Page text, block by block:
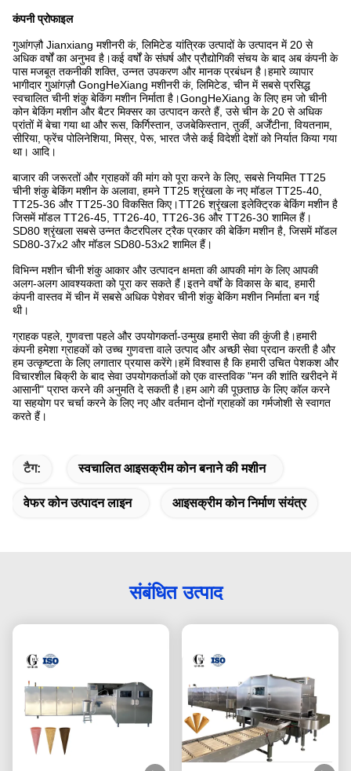
कंपनी प्रोफाइल
गुआंगज़ौ Jianxiang मशीनरी कं, लिमिटेड यांत्रिक उत्पादों के उत्पादन में 20 से
अधिक वर्षों का अनुभव है।कई वर्षों के संघर्ष और प्रौद्योगिकी संचय के बाद अब कंपनी के
पास मजबूत तकनीकी शक्ति, उन्नत उपकरण और मानक प्रबंधन है।हमारे व्यापार
भागीदार गुआंगज़ौ GongHeXiang मशीनरी कं, लिमिटेड, चीन में सबसे प्रसिद्ध
स्वचालित चीनी शंकु बेकिंग मशीन निर्माता है।GongHeXiang के लिए हम जो चीनी
कोन बेकिंग मशीन और बैटर मिक्सर का उत्पादन करते हैं, उसे चीन के 20 से अधिक
प्रांतों में बेचा गया था और रूस, किर्गिस्तान, उजबेकिस्तान, तुर्की, अर्जेंटीना, वियतनाम,
सीरिया, फ्रेंच पोलिनेशिया, मिस्र, पेरू, भारत जैसे कई विदेशी देशों को निर्यात किया गया
था। आदि।
बाजार की जरूरतों और ग्राहकों की मांग को पूरा करने के लिए, सबसे नियमित TT25
चीनी शंकु बेकिंग मशीन के अलावा, हमने TT25 श्रृंखला के नए मॉडल TT25-40,
TT25-36 और TT25-30 विकसित किए।TT26 श्रृंखला इलेक्ट्रिक बेकिंग मशीन है
जिसमें मॉडल TT26-45, TT26-40, TT26-36 और TT26-30 शामिल हैं।
SD80 श्रृंखला सबसे उन्नत कैटरपिलर ट्रैक प्रकार की बेकिंग मशीन है, जिसमें मॉडल
SD80-37x2 और मॉडल SD80-53x2 शामिल हैं।
विभिन्न मशीन चीनी शंकु आकार और उत्पादन क्षमता की आपकी मांग के लिए आपकी
अलग-अलग आवश्यकता को पूरा कर सकते हैं।इतने वर्षों के विकास के बाद, हमारी
कंपनी वास्तव में चीन में सबसे अधिक पेशेवर चीनी शंकु बेकिंग मशीन निर्माता बन गई
थी।
ग्राहक पहले, गुणवत्ता पहले और उपयोगकर्ता-उन्मुख हमारी सेवा की कुंजी है।हमारी
कंपनी हमेशा ग्राहकों को उच्च गुणवत्ता वाले उत्पाद और अच्छी सेवा प्रदान करती है और
हम उत्कृष्टता के लिए लगातार प्रयास करेंगे।हमें विश्वास है कि हमारी उचित पेशकश और
विचारशील बिक्री के बाद सेवा उपयोगकर्ताओं को एक वास्तविक "मन की शांति खरीदने में
आसानी" प्राप्त करने की अनुमति दे सकती है।हम आगे की पूछताछ के लिए कॉल करने
या सहयोग पर चर्चा करने के लिए नए और वर्तमान दोनों ग्राहकों का गर्मजोशी से स्वागत
करते हैं।
टैग: स्वचालित आइसक्रीम कोन बनाने की मशीन
वेफर कोन उत्पादन लाइन आइसक्रीम कोन निर्माण संयंत्र
संबंधित उत्पाद